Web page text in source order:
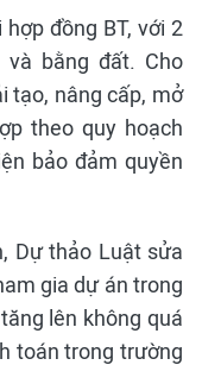
đồng BT, với 2
bằng đất. Cho
tạo, nâng cấp, mở
theo quy hoạch
bảo đảm quyền
Dự thảo Luật sửa
gia dự án trong
lên không quá
toán trong trường